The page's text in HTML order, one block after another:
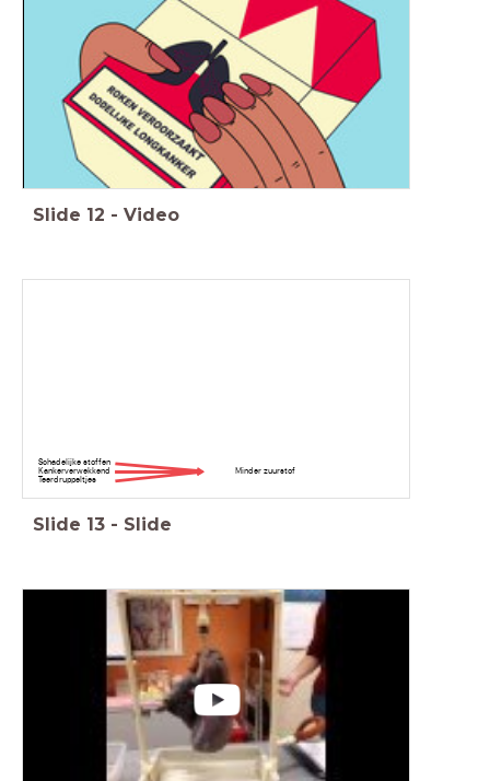
Slide 12 - Video
Schadelijke stoffen
Kankerverwekkend Minder zuurstof
Teerdruppeltjes
Slide 13 - Slide